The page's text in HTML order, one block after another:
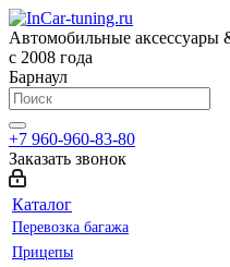
Автомобильные аксессуары
с 2008 года
Барнаул
+7 960-960-83-80
Заказать звонок
Каталог
Перевозка багажа
Прицепы